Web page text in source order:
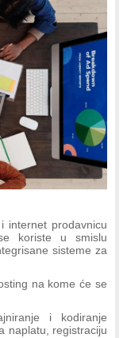
internet prodavnicu
koriste u smislu
sisteme za
na kome će se
i kodiranje
naplatu, registraciju